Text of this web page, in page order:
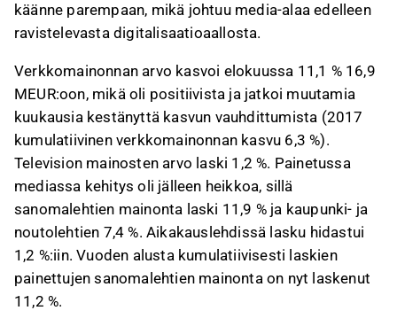
käänne parempaan, mikä johtuu media-alaa edelleen
ravistelevasta digitalisaatioaallosta.
Verkkomainonnan arvo kasvoi elokuussa 11,1 % 16,9
MEUR:oon, mikä oli positiivista ja jatkoi muutamia
kuukausia kestänyttä kasvun vauhdittumista (2017
kumulatiivinen verkkomainonnan kasvu 6,3 %).
Television mainosten arvo laski 1,2 %. Painetussa
mediassa kehitys oli jälleen heikkoa, sillä
sanomalehtien mainonta laski 11,9 % ja kaupunki- ja
noutolehtien 7,4 %. Aikakauslehdissä lasku hidastui
1,2 %:iin. Vuoden alusta kumulatiivisesti laskien
painettujen sanomalehtien mainonta on nyt laskenut
11,2 %.